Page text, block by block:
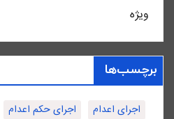
ویژه
برچسب‌ها
اجرای اعدام اجرای حکم اعدام